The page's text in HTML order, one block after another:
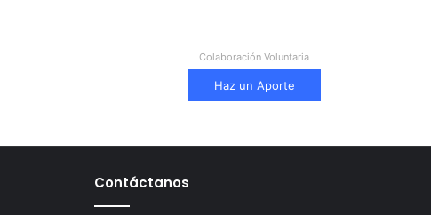
Colaboración Voluntaria
Haz un Aporte
Contáctanos